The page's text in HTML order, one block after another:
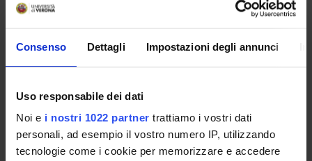
Consenso Dettagli Impostazioni degli annunci
Uso responsabile dei dati
Noi e i nostri 1022 partner trattiamo i vostri dati
personali, ad esempio il vostro numero IP, utilizzando
tecnologie come i cookie per memorizzare e accedere
Come iscriversi e Requisiti di ammissione
Piani didattici
Insegnamenti
Bacheca avvisi
Documenti
Servizio Studenti Internazionali